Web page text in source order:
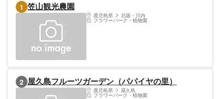
1 笠山観光農園
鹿児島県 北薩・川内
フラワーパーク・植物園
2 屋久島フルーツガーデン（パパイヤの里）
鹿児島県 屋久島
フラワーパーク・植物園